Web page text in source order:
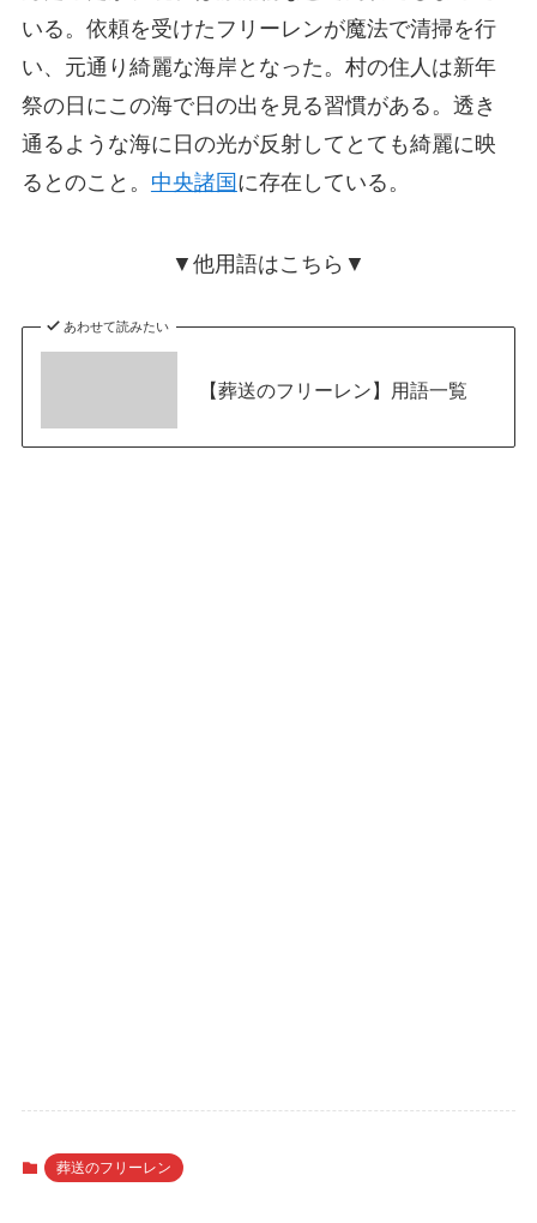
いる。依頼を受けたフリーレンが魔法で清掃を行
い、元通り綺麗な海岸となった。村の住人は新年
祭の日にこの海で日の出を見る習慣がある。透き
通るような海に日の光が反射してとても綺麗に映
るとのこと。 中央諸国 に存在している。
▼他用語はこちら▼
あわせて読みたい
【葬送のフリーレン】用語一覧
葬送のフリーレン